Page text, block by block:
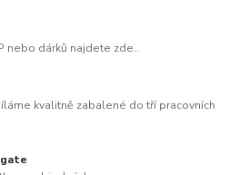
nebo dárků najdete zde..
kvalitně zabalené do tří pracovních